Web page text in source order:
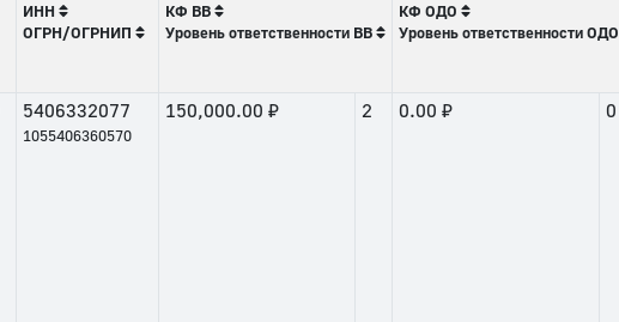
ИНН
ОГРН/ОГРНИП
КФ ВВ
Уровень ответственности ВВ
КФ ОДО
Уровень ответственности ОДО
5406332077
1055406360570
150,000.00 ₽ 2 0.00 ₽ 0